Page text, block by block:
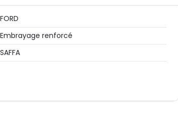
FORD
Embrayage renforcé
SAFFA